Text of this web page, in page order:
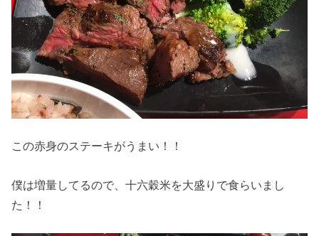
この赤身のステーキがうまい！！
僕は増量してるので、十六穀米を大盛りで食らいまし
た！！